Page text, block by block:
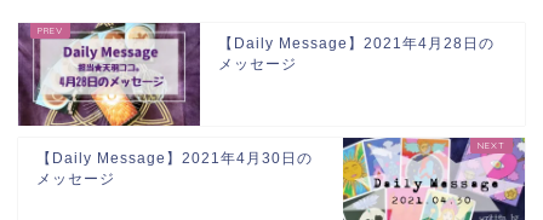
【Daily Message】2021年4月28日の
メッセージ
【Daily Message】2021年4月30日の
メッセージ